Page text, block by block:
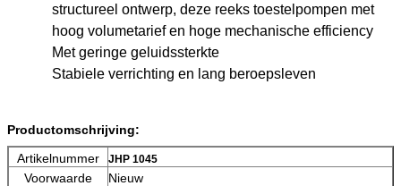
structureel ontwerp, deze reeks toestelpompen met
hoog volumetarief en hoge mechanische efficiency
Met geringe geluidssterkte
Stabiele verrichting en lang beroepsleven
Productomschrijving:
Artikelnummer
JHP 1045
Voorwaarde
Nieuw